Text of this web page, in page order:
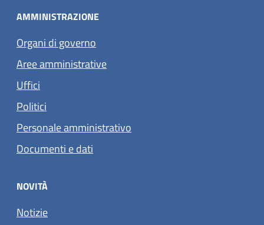
AMMINISTRAZIONE
Organi di governo
Aree amministrative
Uffici
Politici
Personale amministrativo
Documenti e dati
NOVITÀ
Notizie